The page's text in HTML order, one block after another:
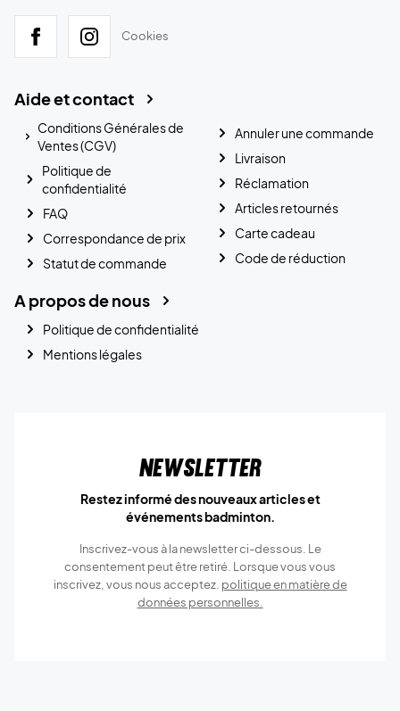
Cookies
Aide et contact
Conditions Générales de
Ventes (CGV)
Politique de
confidentialité
FAQ
Correspondance de prix
Statut de commande
Annuler une commande
Livraison
Réclamation
Articles retournés
Carte cadeau
Code de réduction
A propos de nous
Politique de confidentialité
Mentions légales
Newsletter
Restez informé des nouveaux articles et
événements badminton.
Inscrivez-vous à la newsletter ci-dessous. Le
consentement peut être retiré. Lorsque vous vous
inscrivez, vous nous acceptez. politique en matière de
données personnelles.